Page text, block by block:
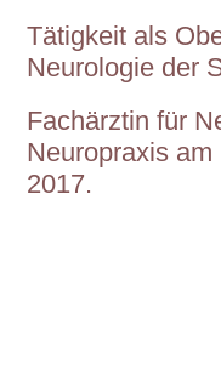
Tätigkeit als
Neurologie der
Fachärztin für
Neuropraxis
2017.